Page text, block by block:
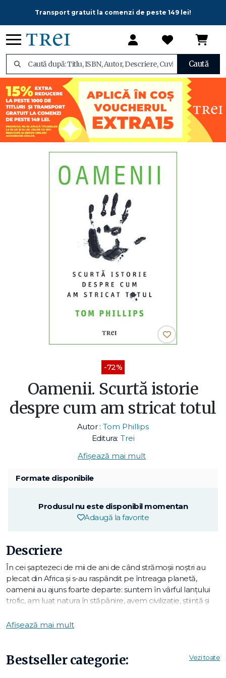
Transport gratuit la comenzi de peste 149 lei!
Caută
-72%
Oamenii. Scurtă istorie
despre cum am stricat totul
Autor : Tom Phillips
Editura: Trei
Afișează mai mult
Formate disponibile
Produsul nu este disponibil momentan
Adaugă la favorite
Descriere
În cei șaptezeci de mii de ani de când strămoșii noștri au
plecat din Africa și s-au raspândit pe întreaga planetă,
oamenii au ajuns foarte departe: suntem în vârful lanțului
trofic, am luat natura în stăpânire, avem civilizație, știință și
drumul n-a fost mereu ușor, iar uneori am reușit s-o dăm
Lucy, prima noastră strămoașă, cade din copac și moare;
într-o noapte de beție, armata austriacă se atacă pe ea
Afișează mai mult
Bestseller categorie: Vezi toate